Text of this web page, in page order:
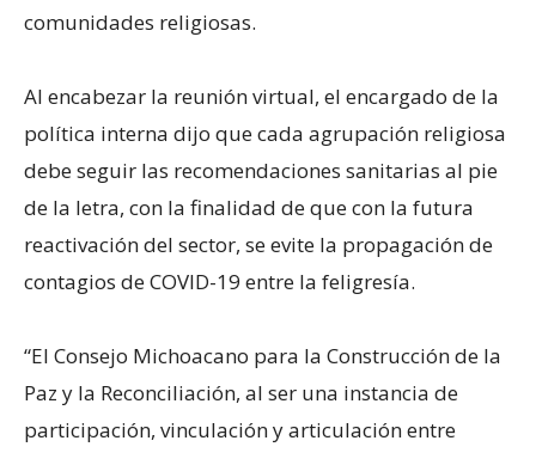
comunidades religiosas.
Al encabezar la reunión virtual, el encargado de la
política interna dijo que cada agrupación religiosa
debe seguir las recomendaciones sanitarias al pie
de la letra, con la finalidad de que con la futura
reactivación del sector, se evite la propagación de
contagios de COVID-19 entre la feligresía.
“El Consejo Michoacano para la Construcción de la
Paz y la Reconciliación, al ser una instancia de
participación, vinculación y articulación entre